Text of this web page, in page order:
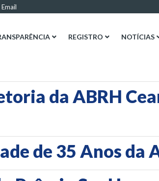
Email
REGISTRO NOTÍCIAS
da ABRH
de 35 Anos da